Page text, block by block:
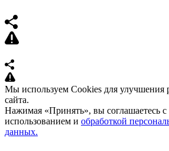
Мы используем Cookies для улучшения
сайта.
Нажимая «Принять», вы соглашаетесь с
использованием и обработкой
данных.